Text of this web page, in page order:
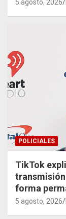
5 agosto, 2026
POLICIALES
TikTok
forma
5 agosto, 2026